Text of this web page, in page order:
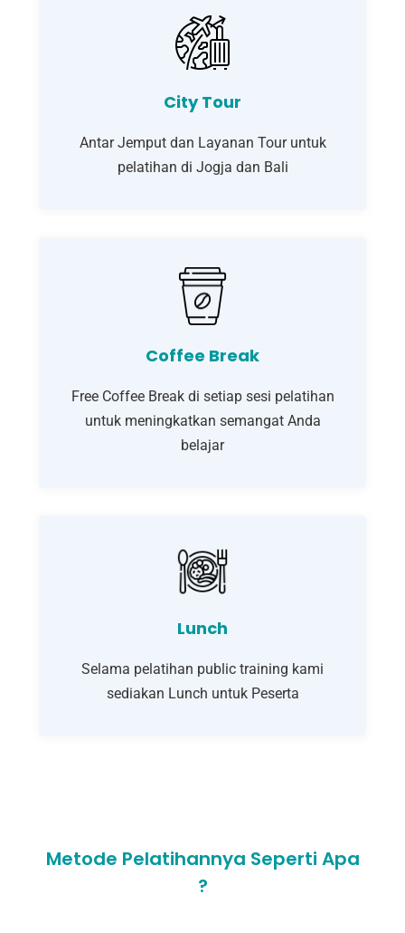
City Tour
Antar Jemput dan Layanan Tour untuk
pelatihan di Jogja dan Bali
Coffee Break
Free Coffee Break di setiap sesi pelatihan
untuk meningkatkan semangat Anda
belajar
Lunch
Selama pelatihan public training kami
sediakan Lunch untuk Peserta
Metode Pelatihannya Seperti Apa
?